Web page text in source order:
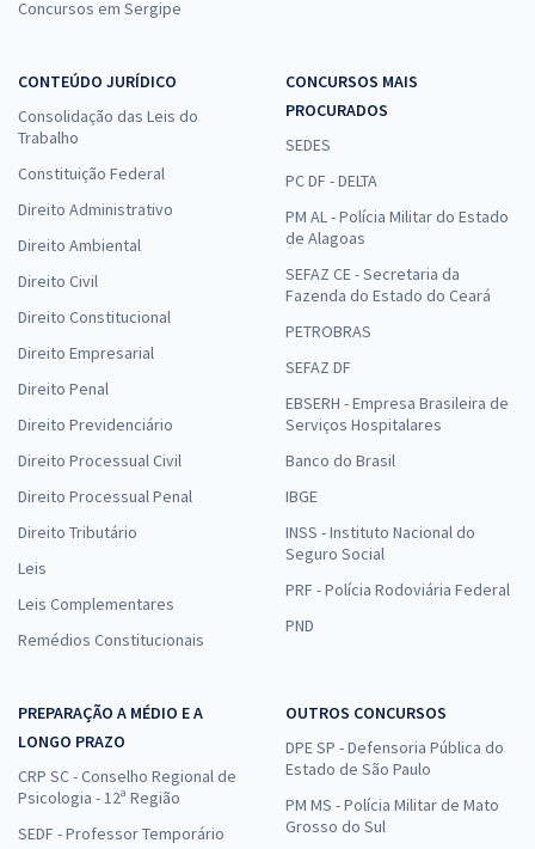
Concursos em Sergipe
CONTEÚDO JURÍDICO
Consolidação das Leis do
Trabalho
Constituição Federal
Direito Administrativo
Direito Ambiental
Direito Civil
Direito Constitucional
Direito Empresarial
Direito Penal
Direito Previdenciário
Direito Processual Civil
Direito Processual Penal
Direito Tributário
Leis
Leis Complementares
Remédios Constitucionais
CONCURSOS MAIS
PROCURADOS
SEDES
PC DF - DELTA
PM AL - Polícia Militar do Estado
de Alagoas
SEFAZ CE - Secretaria da
Fazenda do Estado do Ceará
PETROBRAS
SEFAZ DF
EBSERH - Empresa Brasileira de
Serviços Hospitalares
Banco do Brasil
IBGE
INSS - Instituto Nacional do
Seguro Social
PRF - Polícia Rodoviária Federal
PND
PREPARAÇÃO A MÉDIO E A
LONGO PRAZO
CRP SC - Conselho Regional de
Psicologia - 12ª Região
SEDF - Professor Temporário
OUTROS CONCURSOS
DPE SP - Defensoria Pública do
Estado de São Paulo
PM MS - Polícia Militar de Mato
Grosso do Sul